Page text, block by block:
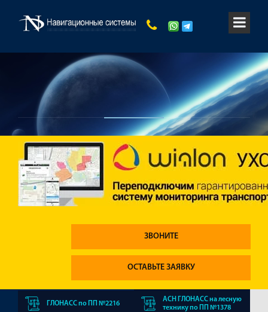
ЗВОНИТЕ
ОСТАВЬТЕ ЗАЯВКУ
ГЛОНАСС по ПП №2216
АСН ГЛОНАСС на лесную
технику по ПП №1378